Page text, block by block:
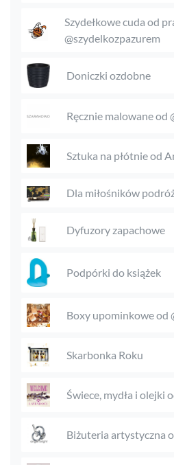
Szydełkowe cuda od
@szydelkozpazurem
Doniczki ozdobne
Ręcznie malowane od
Sztuka na płótnie od
Dla miłośników
Dyfuzory zapachowe
Podpórki do książek
Boxy upominkowe od
Skarbonka Roku
Świece, mydła i olejki
Biżuteria artystyczna